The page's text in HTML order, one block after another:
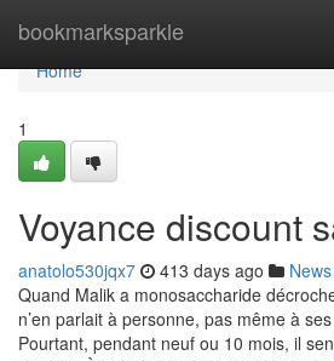
bookmarksparkle
Home
Home
1
Voyance discount
anatolo530jqx7 413 days ago News
Quand Malik a monosaccharide
n’en parlait à personne, pas même à
Pourtant, pendant neuf ou 10 mois, il